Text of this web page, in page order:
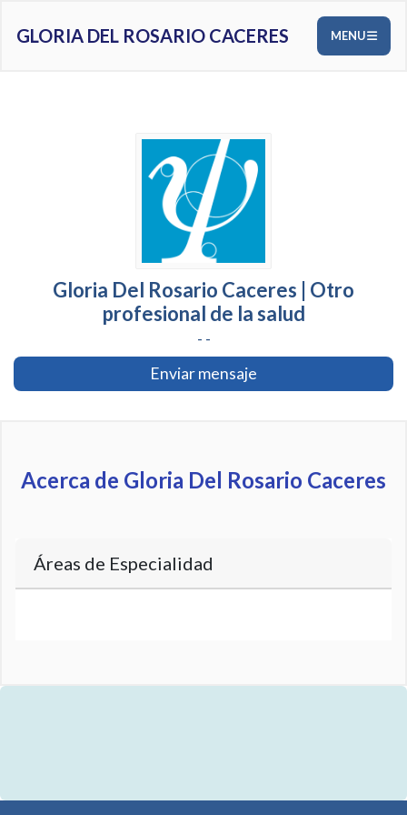
GLORIA DEL ROSARIO CACERES MENU
Gloria Del Rosario Caceres | Otro
profesional de la salud
- -
Enviar mensaje
Acerca de Gloria Del Rosario Caceres
Áreas de Especialidad